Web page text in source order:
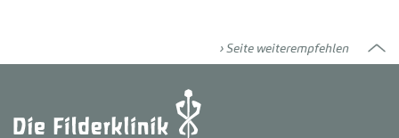
Seite weiterempfehlen